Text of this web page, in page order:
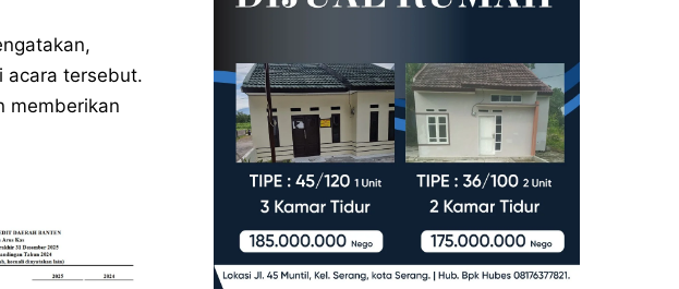
acara tersebut.
memberikan